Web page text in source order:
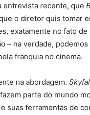
entrevista recente, que
o diretor quis tomar
exatamente no fato
– na verdade,
franquia no cinema.
na abordagem.
parte do mundo
suas ferramentas de